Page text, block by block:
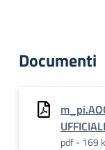
Documenti
pdf - 169